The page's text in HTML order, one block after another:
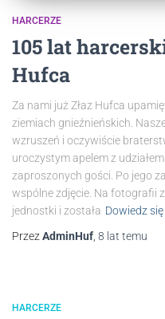
HARCERZE
105 lat
Hufca
Za nami już Złaz Hufca
ziemiach gnieźnieńskich.
wzruszeń i oczywiście
uroczystym apelem z
zaproszonych gości. Po jego
wspólne zdjęcie. Na fotografii
jednostki i została Dowiedz się
Przez AdminHuf 8 lat temu
HARCERZE